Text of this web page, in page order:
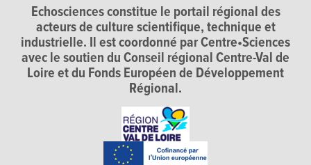
Echosciences constitue le portail régional des
acteurs de culture scientifique, technique et
industrielle. Il est coordonné par Centre•Sciences
avec le soutien du Conseil régional Centre-Val de
Loire et du Fonds Européen de Développement
Régional.